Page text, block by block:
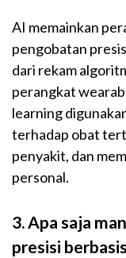
AI memainkan
pengobatan
dari rekam
perangkat
learning
terhadap obat
penyakit, dan
personal.
3. Apa saja
presisi